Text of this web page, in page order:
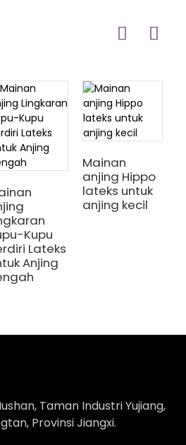
Kupu
Lateks
Anjing
Mainan
anjing Hippo
lateks untuk
anjing kecil
Taman Industri Yujiang,
Provinsi Jiangxi.